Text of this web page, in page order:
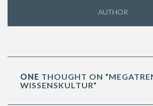
AUTHOR
ONE THOUGHT ON
WISSENSKULTUR”